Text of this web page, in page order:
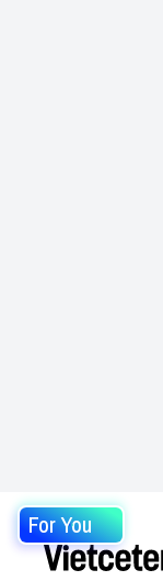
For You